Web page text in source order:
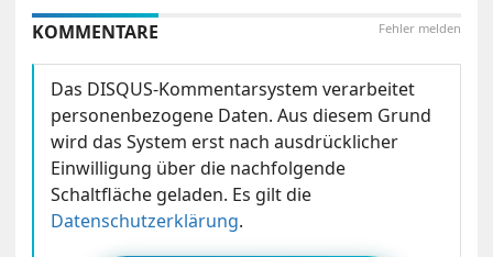
Fehler melden
KOMMENTARE
Das DISQUS-Kommentarsystem verarbeitet
personenbezogene Daten. Aus diesem Grund
wird das System erst nach ausdrücklicher
Einwilligung über die nachfolgende
Schaltfläche geladen. Es gilt die
Datenschutzerklärung.